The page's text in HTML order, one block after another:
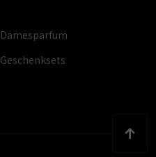
Damesparfum
Geschenksets